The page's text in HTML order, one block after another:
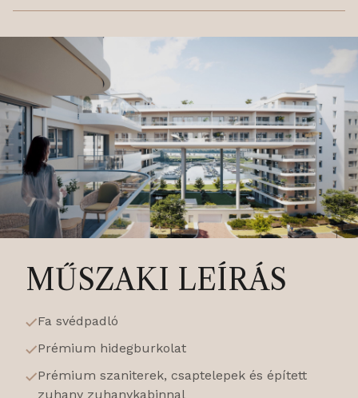
MŰSZAKI LEÍRÁS
Fa svédpadló
Prémium hidegburkolat
Prémium szaniterek, csaptelepek és épített
zuhany zuhanykabinnal